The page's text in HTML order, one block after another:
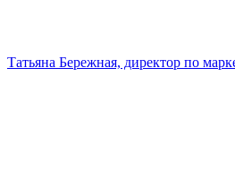
Татьяна Бережная, директор по